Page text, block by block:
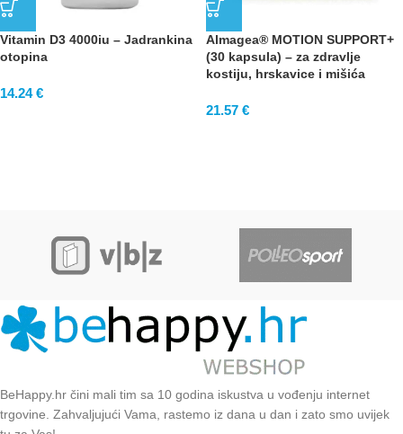
Vitamin D3 4000iu – Jadrankina
otopina
14.24€
Almagea® MOTION SUPPORT+
(30 kapsula) – za zdravlje
kostiju, hrskavice i mišića
21.57 €
BeHappy.hr čini mali tim sa 10 godina iskustva u vođenju internet
trgovine. Zahvaljujući Vama, rastemo iz dana u dan i zato smo uvijek